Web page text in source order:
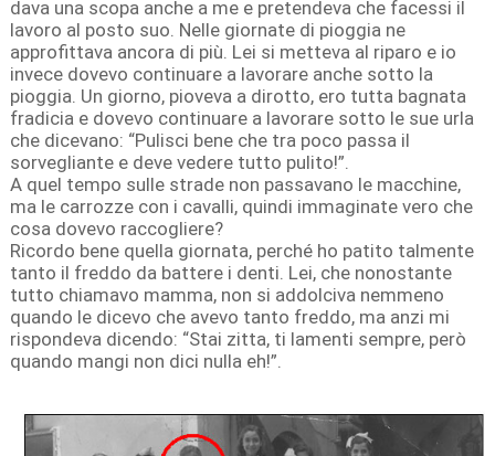
dava una scopa anche a me e pretendeva che facessi il
lavoro al posto suo. Nelle giornate di pioggia ne
approfittava ancora di più. Lei si metteva al riparo e io
invece dovevo continuare a lavorare anche sotto la
pioggia. Un giorno, pioveva a dirotto, ero tutta bagnata
fradicia e dovevo continuare a lavorare sotto le sue urla
che dicevano: “Pulisci bene che tra poco passa il
sorvegliante e deve vedere tutto pulito!”.
A quel tempo sulle strade non passavano le macchine,
ma le carrozze con i cavalli, quindi immaginate vero che
cosa dovevo raccogliere?
Ricordo bene quella giornata, perché ho patito talmente
tanto il freddo da battere i denti. Lei, che nonostante
tutto chiamavo mamma, non si addolciva nemmeno
quando le dicevo che avevo tanto freddo, ma anzi mi
rispondeva dicendo: “Stai zitta, ti lamenti sempre, però
quando mangi non dici nulla eh!”.